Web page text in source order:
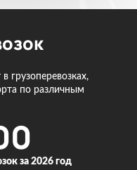
грузоперевозках,
по различным
за 2026 год